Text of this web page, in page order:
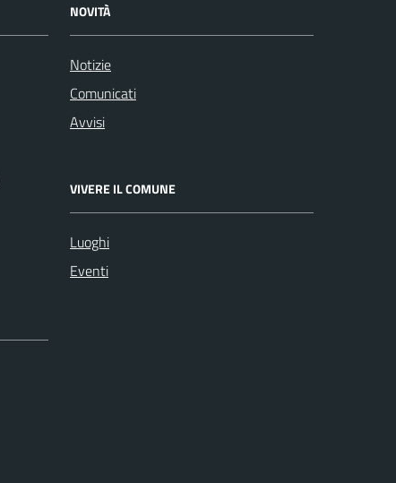
NOVITÀ
Notizie
Comunicati
Avvisi
VIVERE IL COMUNE
Luoghi
Eventi